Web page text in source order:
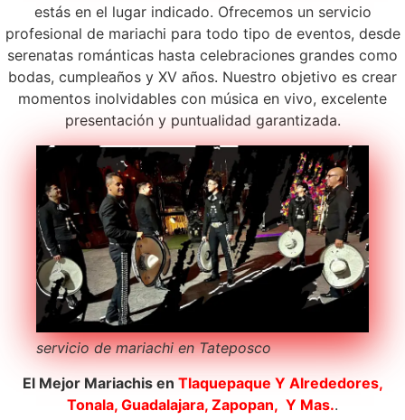
estás en el lugar indicado. Ofrecemos un servicio
profesional de mariachi para todo tipo de eventos, desde
serenatas románticas hasta celebraciones grandes como
bodas, cumpleaños y XV años. Nuestro objetivo es crear
momentos inolvidables con música en vivo, excelente
presentación y puntualidad garantizada.
servicio de mariachi en Tateposco
El Mejor Mariachis en Tlaquepaque Y Alrededores,
Tonala, Guadalajara, Zapopan, Y Mas..